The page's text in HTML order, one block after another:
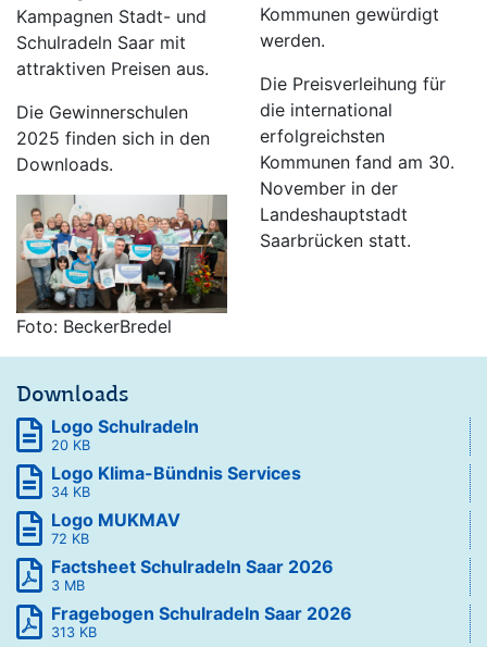
Kampagnen Stadt- und
Schulradeln Saar mit
attraktiven Preisen aus.
Die Gewinnerschulen
2025 finden sich in den
Downloads.
Foto: BeckerBredel
Kommunen gewürdigt
werden.
Die Preisverleihung für
die international
erfolgreichsten
Kommunen fand am 30.
November in der
Landeshauptstadt
Saarbrücken statt.
Downloads
Logo Schulradeln
20 KB
Logo Klima-Bündnis Services
34 KB
Logo MUKMAV
72 KB
Factsheet Schulradeln Saar 2026
3 MB
Fragebogen Schulradeln Saar 2026
313 KB